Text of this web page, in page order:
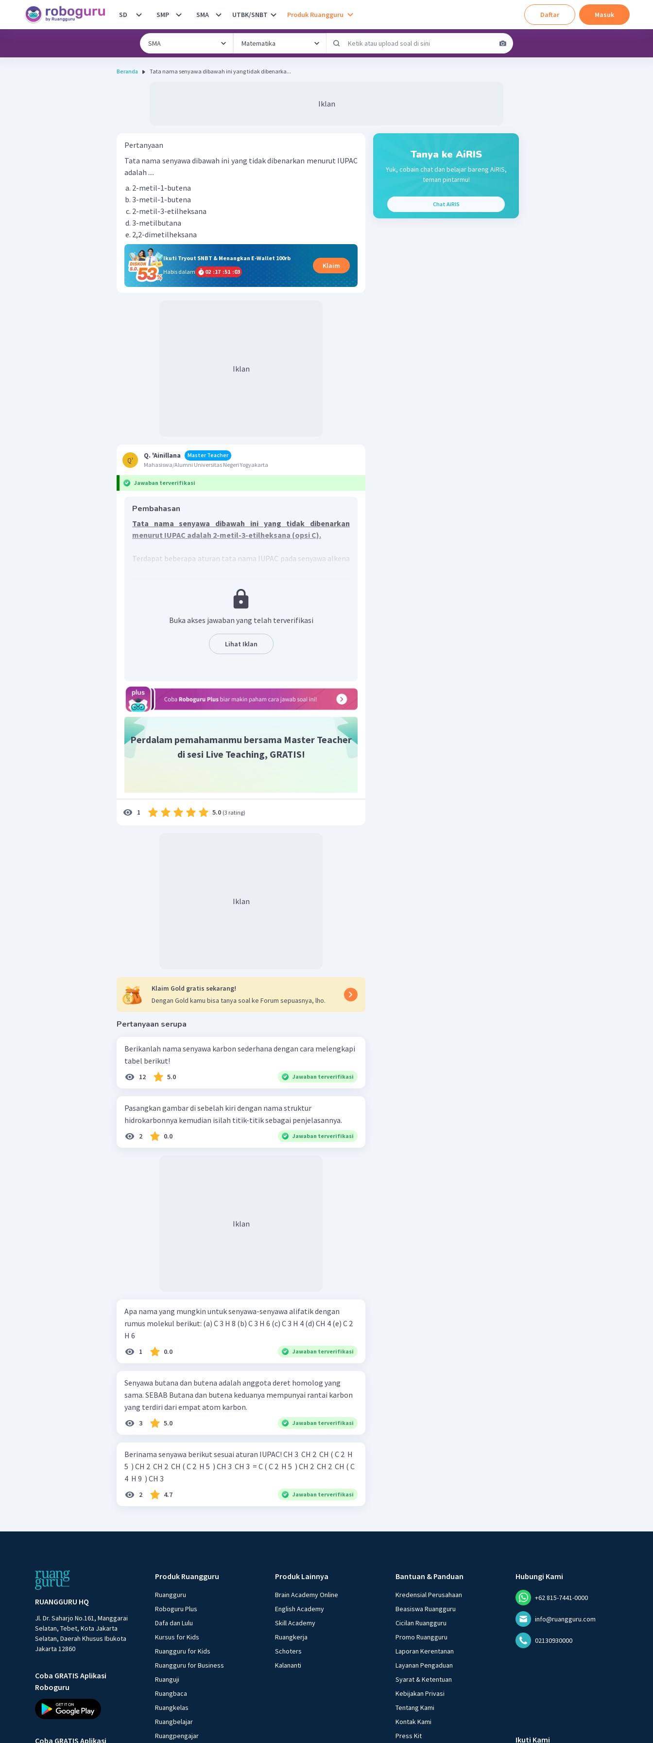
SD SMP SMA UTBK/SNBT Produk Ruangguru Daftar Masuk
Beranda Tata nama senyawa dibawah ini yang tidak dibenarka...
Iklan
Pertanyaan
Tata nama senyawa dibawah ini yang tidak dibenarkan menurut IUPAC
adalah ....
2-metil-1-butena
3-metil-1-butena
2-metil-3-etilheksana
3-metilbutana
2,2-dimetilheksana
Ikuti Tryout SNBT & Menangkan E-Wallet 100rb
Habis dalam
02 :17 :51 :02
Klaim
Iklan
Q'
Q. 'Ainillana
Master Teacher
Mahasiswa/Alumni Universitas Negeri Yogyakarta
Jawaban terverifikasi
Pembahasan
Tata nama senyawa dibawah ini yang tidak dibenarkan
menurut IUPAC adalah 2-metil-3-etilheksana (opsi C).
Terdapat beberapa aturan tata nama IUPAC pada senyawa alkena
Pada alkana, yang menjadi rantai induk adalah rantai
dengan karbon paling panjang
Pada alkena, rangkap diletakkan pada nomor paling kecil
penamaan cabang dimulai dari cabang yang memiliki
urutan abjad terlebih dahulu (contohnya: etil diletakkan
menurut IUPAC adalah2-metil-3-etilheksana (opsi C).
Buka akses jawaban yang telah terverifikasi
Lihat Iklan
Perdalam pemahamanmu bersama Master Teacher
di sesi Live Teaching, GRATIS!
1 5.0 (3 rating)
Iklan
Klaim Gold gratis sekarang!
Dengan Gold kamu bisa tanya soal ke Forum sepuasnya, lho.
Pertanyaan serupa
Berikanlah nama senyawa karbon sederhana dengan cara melengkapi
tabel berikut!
12 5.0 Jawaban terverifikasi
Pasangkan gambar di sebelah kiri dengan nama struktur
hidrokarbonnya kemudian isilah titik-titik sebagai penjelasannya.
2 0.0 Jawaban terverifikasi
Iklan
Apa nama yang mungkin untuk senyawa-senyawa alifatik dengan
rumus molekul berikut: (a) C 3 H 8 (b) C 3 H 6 (c) C 3 H 4 (d) CH 4 (e) C 2
H 6
1 0.0 Jawaban terverifikasi
Senyawa butana dan butena adalah anggota deret homolog yang
sama. SEBAB Butana dan butena keduanya mempunyai rantai karbon
yang terdiri dari empat atom karbon.
3 5.0 Jawaban terverifikasi
Berinama senyawa berikut sesuai aturan IUPAC! CH 3 ​ CH 2 ​ CH ( C 2 ​ H
5 ​ ) CH 2 ​ CH 2 ​ CH ( C 2 ​ H 5 ​ ) CH 3 ​ CH 3 ​ = C ( C 2 ​ H 5 ​ ) CH 2 ​ CH 2 ​ CH ( C
4 ​ H 9 ​ ) CH 3 ​
2 4.7 Jawaban terverifikasi
Tanya ke AiRIS
Yuk, cobain chat dan belajar bareng AiRIS,
teman pintarmu!
Chat AiRIS
RUANGGURU HQ
Jl. Dr. Saharjo No.161, Manggarai
Selatan, Tebet, Kota Jakarta
Selatan, Daerah Khusus Ibukota
Jakarta 12860
Coba GRATIS Aplikasi
Roboguru
Coba GRATIS Aplikasi
Produk Ruangguru
Ruangguru
Roboguru Plus
Dafa dan Lulu
Kursus for Kids
Ruangguru for Kids
Ruangguru for Business
Ruanguji
Ruangbaca
Ruangkelas
Ruangbelajar
Ruangpengajar
Produk Lainnya
Brain Academy Online
English Academy
Skill Academy
Ruangkerja
Schoters
Kalananti
Bantuan & Panduan
Kredensial Perusahaan
Beasiswa Ruangguru
Cicilan Ruangguru
Promo Ruangguru
Laporan Kerentanan
Layanan Pengaduan
Syarat & Ketentuan
Kebijakan Privasi
Tentang Kami
Kontak Kami
Press Kit
Hubungi Kami
+62 815-7441-0000
info@ruangguru.com
02130930000
Ikuti Kami